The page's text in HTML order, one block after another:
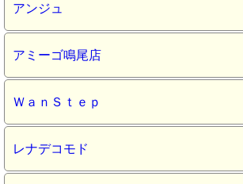
アンジュ
アミーゴ鳴尾店
ＷａｎＳｔｅｐ
レナデコモド